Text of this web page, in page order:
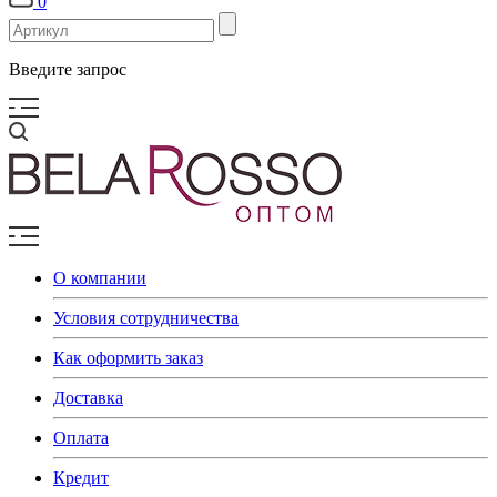
Введите запрос
О компании
Условия сотрудничества
Как оформить заказ
Доставка
Оплата
Кредит